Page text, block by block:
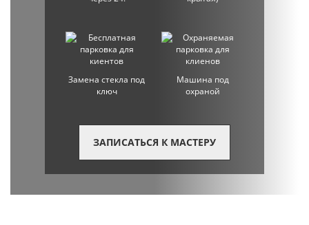
Замена стекла под
ключ
Машина под
охраной
ЗАПИСАТЬСЯ К МАСТЕРУ